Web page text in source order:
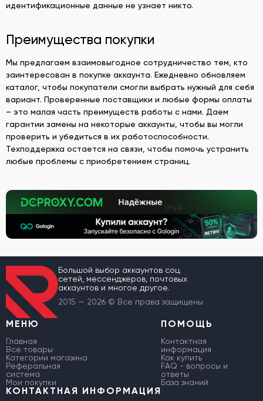
идентификационные данные не узнает никто.
Преимущества покупки
Мы предлагаем взаимовыгодное сотрудничество тем, кто
заинтересован в покупке аккаунта. Ежедневно обновляем
каталог, чтобы покупатели смогли выбрать нужный для себя
вариант. Проверенные поставщики и любые формы оплаты
– это малая часть преимуществ работы с нами. Даем
гарантии замены на некоторые аккаунты, чтобы вы могли
проверить и убедиться в их работоспособности.
Техподдержка остается на связи, чтобы помочь устранить
любые проблемы с приобретением страниц.
Большой выбор аккаунтов соц.
сетей, мессенджеров, почтовых
аккаунтов и многое другое.
2015 — 2026 © Все права защищены
МЕНЮ
Главная
Все товары
Категории магазина
Реферальная
система
Мои покупки
ПОМОЩЬ
Контактная
информация
Как купить
FAQ - вопросы и
ответы
База знаний
КОНТАКТНАЯ ИНФОРМАЦИЯ